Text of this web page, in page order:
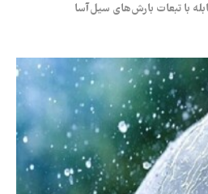
با تبعات بارش‌های سیل‌آسا